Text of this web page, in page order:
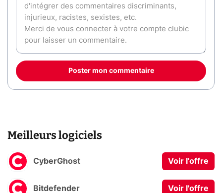
Poster mon commentaire
Meilleurs logiciels
CyberGhost Voir l'offre
Bitdefender Voir l'offre